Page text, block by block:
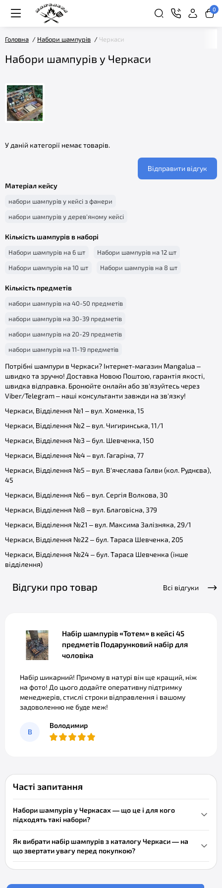
0
Головна Набори шампурів Черкаси
Набори шампурів у Черкаси
У даній категорії немає товарів.
Відправити відгук
Матеріал кейсу
набори шампурів у кейсі з фанери
набори шампурів у дерев'яному кейсі
Кількість шампурів в наборі
Набори шампурів на 6 шт
Набори шампурів на 12 шт
Набори шампурів на 10 шт
Набори шампурів на 8 шт
Кількість предметів
набори шампурів на 40-50 предметів
набори шампурів на 30-39 предметів
набори шампурів на 20-29 предметів
набори шампурів на 11-19 предметів
Потрібні шампури в Черкаси? Інтернет-магазин Mangalua –
швидко та зручно! Доставка Новою Поштою, гарантія якості,
швидка відправка. Бронюйте онлайн або зв'язуйтесь через
Viber/Telegram – наші консультанти завжди на зв'язку!
Черкаси, Відділення №1 – вул. Хоменка, 15
Черкаси, Відділення №2 – вул. Чигиринська, 11/1
Черкаси, Відділення №3 – бул. Шевченка, 150
Черкаси, Відділення №4 – вул. Гагаріна, 77
Черкаси, Відділення №5 – вул. В'ячеслава Галви (кол. Руднєва),
45
Черкаси, Відділення №6 – вул. Сергія Волкова, 30
Черкаси, Відділення №8 – вул. Благовісна, 379
Черкаси, Відділення №21 – вул. Максима Залізняка, 29/1
Черкаси, Відділення №22 – бул. Тараса Шевченка, 205
Черкаси, Відділення №24 – бул. Тараса Шевченка (інше
відділення)
Відгуки про товар Всі відгуки
Набір шампурів «Тотем» в кейсі 45
предметів Подарунковий набір для
чоловіка
Набір шикарний! Причому в натурі він ще кращий, ніж
на фото! До цього додайте оперативну підтримку
менеджерів, стислі строки відправлення і вашому
задоволенню не буде меж!
В
Володимир
Часті запитання
Набори шампурів у Черкасах — що це і для кого
підходять такі набори?
нержавіючої сталі зручними ручками і часто в кейсі,
призначений для приготування шашлику та барбекю. Підходять
для домашнього використання на дачі та виїзних пікніків на
Як вибрати набір шампурів з каталогу Черкаси — на
що звертати увагу перед покупкою?